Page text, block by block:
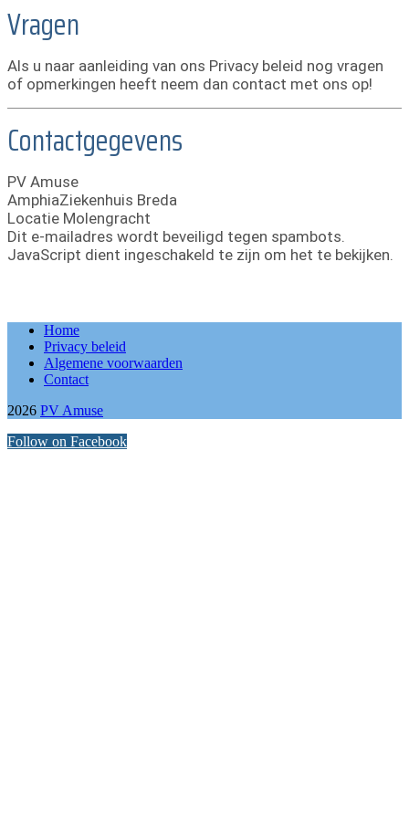
Vragen
Als u naar aanleiding van ons Privacy beleid nog vragen
of opmerkingen heeft neem dan contact met ons op!
Contactgegevens
PV Amuse
AmphiaZiekenhuis Breda
Locatie Molengracht
Dit e-mailadres wordt beveiligd tegen spambots.
JavaScript dient ingeschakeld te zijn om het te bekijken.
Home
Privacy beleid
Algemene voorwaarden
Contact
2026 PV Amuse
Follow on Facebook